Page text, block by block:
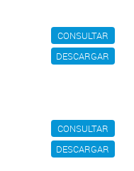
CONSULTAR
DESCARGAR
CONSULTAR
DESCARGAR